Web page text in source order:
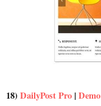
18)DailyPost Pro |Demo